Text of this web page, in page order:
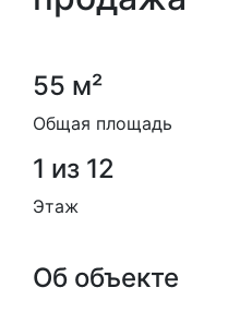
55 м²
Общая площадь
1 из 12
Этаж
Об объекте